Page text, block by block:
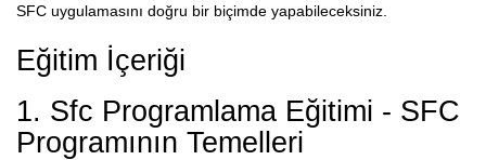
SFC uygulamasını doğru bir biçimde yapabileceksiniz.
Eğitim İçeriği
1. Sfc Programlama Eğitimi - SFC
Programının Temelleri